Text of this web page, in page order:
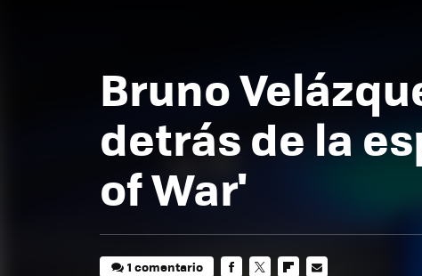
Bruno
detrás de la
of War'
1 comentario